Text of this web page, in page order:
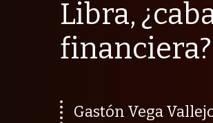
Libra,
financiera?
Gastón Vega